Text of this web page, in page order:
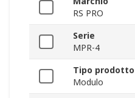
RS PRO
Serie
MPR-4
Tipo prodotto
Modulo